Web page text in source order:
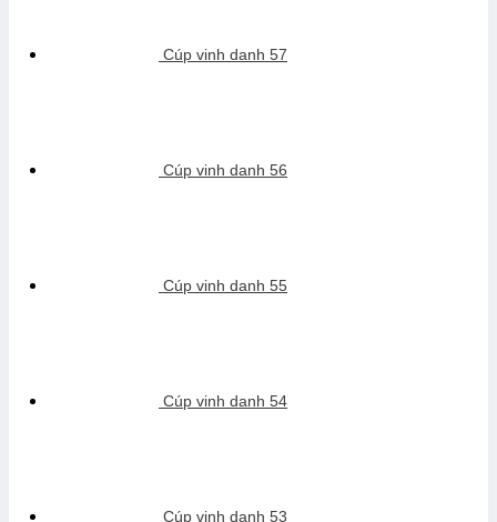
Cúp vinh danh 57
Cúp vinh danh 56
Cúp vinh danh 55
Cúp vinh danh 54
Cúp vinh danh 53